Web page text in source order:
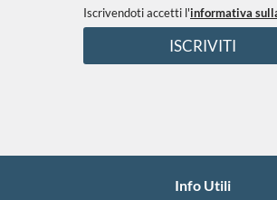
r
m
n
m
i
l
Iscrivendoti accetti l'informativa
ISCRIVITI
Info Utili